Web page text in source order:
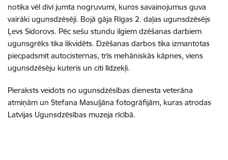
notika vēl divi jumta nogruvumi, kuros savainojumus guva
vairāki ugunsdzēsēji. Bojā gāja Rīgas 2. daļas ugunsdzēsējs
Ļevs Sidorovs. Pēc sešu stundu ilgiem dzēšanas darbiem
ugunsgrēks tika likvidēts. Dzēšanas darbos tika izmantotas
piecpadsmit autocisternas, trīs mehāniskās kāpnes, viens
ugunsdzēsēju kuteris un citi līdzekļi.
Pieraksts veidots no ugunsdzēsības dienesta veterāna
atmiņām un Stefana Masuļjāna fotogrāfijām, kuras atrodas
Latvijas Ugunsdzēsības muzeja rīcībā.